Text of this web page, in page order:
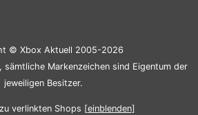
© Xbox Aktuell 2005-2026
sämtliche Markenzeichen sind Eigentum der
jeweiligen Besitzer.
verlinkten Shops [einblenden]